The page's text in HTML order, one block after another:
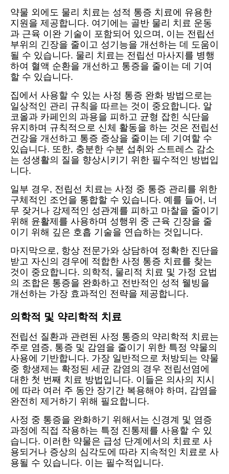
약물 외에도 물리 치료는 성적 통증 치료에 유용한
지원을 제공합니다. 여기에는 골반 물리 치료 운동
과 근육 이완 기술이 포함되어 있으며, 이는 전립선
부위의 긴장을 줄이고 성기능을 개선하는 데 도움이
될 수 있습니다. 물리 치료는 전립선 마사지를 병행
하여 혈액 순환을 개선하고 통증을 줄이는 데 기여
할 수 있습니다.
집에서 사용할 수 있는 사정 통증 완화 방법으로는
일상적인 관리 규칙을 따르는 것이 중요합니다. 알
코올과 카페인의 과용을 피하고 균형 잡힌 식단을
유지하며 규칙적으로 신체 활동을 하는 것은 전립선
건강을 개선하고 통증 증상을 줄이는 데 기여할 수
있습니다. 또한, 충분한 수분 섭취와 스트레스 감소
는 성생활의 질을 향상시키기 위한 필수적인 방법입
니다.
일부 경우, 전립선 치료는 사정 중 통증 관리를 위한
구체적인 조언을 통합할 수 있습니다. 예를 들어, 너
무 잦거나 강제적인 성관계를 피하고 마찰을 줄이기
위해 윤활제를 사용하며 성행위 중 근육 긴장을 줄
이기 위해 깊은 호흡 기술을 연습하는 것입니다.
마지막으로, 항상 전문가와 상담하여 정확한 진단을
받고 자신의 경우에 적합한 사정 통증 치료를 찾는
것이 중요합니다. 의학적, 물리적 치료 및 가정 요법
의 조합은 통증을 완화하고 전반적인 성적 웰빙을
개선하는 가장 효과적인 전략을 제공합니다.
의학적 및 약리학적 치료
전립선 질환과 관련된 사정 통증의 약리학적 치료는
주로 염증, 통증 및 감염을 줄이기 위한 특정 약물의
사용에 기반합니다. 가장 일반적으로 처방되는 약물
중 항생제는 확정된 세균 감염의 경우 전립선염에
대한 첫 번째 치료 방법입니다. 이들은 의사의 지시
에 따라 여러 주 동안 장기간 복용해야 하며, 감염을
완전히 제거하기 위해 필요합니다.
사정 중 통증을 완화하기 위해서는 신경계 및 염증
과정에 직접 작용하는 특정 진통제를 사용할 수 있
습니다. 이러한 약물은 급성 단계에서의 치료로 사
용되거나 증상의 심각도에 따라 지속적인 치료로 사
용될 수 있습니다. 이는 필수적입니다.